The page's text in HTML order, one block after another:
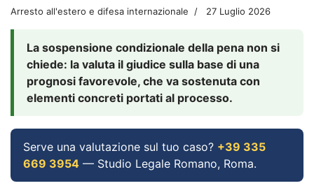
Arresto all'estero e difesa internazionale 27 Luglio 2026
La sospensione condizionale della pena non si
chiede: la valuta il giudice sulla base di una
prognosi favorevole, che va sostenuta con
elementi concreti portati al processo.
Serve una valutazione sul tuo caso? +39 335
669 3954 — Studio Legale Romano, Roma.